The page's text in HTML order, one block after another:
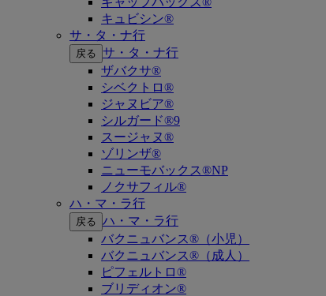
キュビシン®
サ・タ・ナ行
戻る サ・タ・ナ行
ザバクサ®
シベクトロ®
ジャヌビア®
シルガード®9
スージャヌ®
ゾリンザ®
ニューモバックス®NP
ノクサフィル®
ハ・マ・ラ行
戻る ハ・マ・ラ行
バクニュバンス®（小児）
バクニュバンス®（成人）
ピフェルトロ®
ブリディオン®